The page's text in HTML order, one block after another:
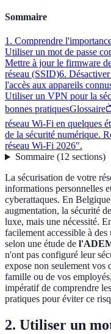
Sommaire
1. Comprendre
Utiliser un mot de passe
Mettre à jour le firmware
réseau (SSID)6.
l'accès aux appareils
Utiliser un VPN pour la
bonnes pratiquesGlossaire
réseau Wi-Fi en quelques
de la sécurité numérique.
réseau Wi-Fi 2026".
Sommaire(12 sections)
La sécurisation de votre
informations personnelles
cyberattaques. En
augmentation, la sécurité
luxe, mais une nécessité.
facilement accessible à
selon une étude de
n'ont pas configuré leur
expose non seulement vos
famille ou de vos
impératif de comprendre
pratiques pour éviter ce
2. Utiliser un